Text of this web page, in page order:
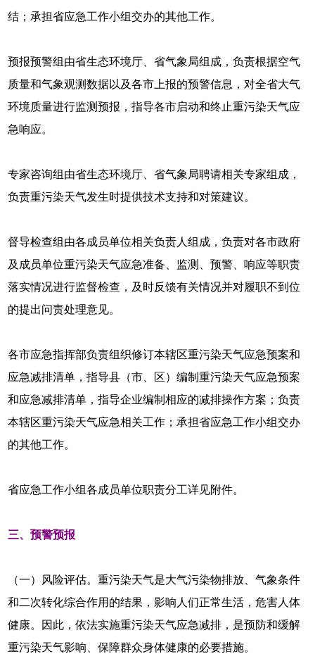
结；承担省应急工作小组交办的其他工作。
预报预警组由省生态环境厅、省气象局组成，负责根据空气
质量和气象观测数据以及各市上报的预警信息，对全省大气
环境质量进行监测预报，指导各市启动和终止重污染天气应
急响应。
专家咨询组由省生态环境厅、省气象局聘请相关专家组成，
负责重污染天气发生时提供技术支持和对策建议。
督导检查组由各成员单位相关负责人组成，负责对各市政府
及成员单位重污染天气应急准备、监测、预警、响应等职责
落实情况进行监督检查，及时反馈有关情况并对履职不到位
的提出问责处理意见。
各市应急指挥部负责组织修订本辖区重污染天气应急预案和
应急减排清单，指导县（市、区）编制重污染天气应急预案
和应急减排清单，指导企业编制相应的减排操作方案；负责
本辖区重污染天气应急相关工作；承担省应急工作小组交办
的其他工作。
省应急工作小组各成员单位职责分工详见附件。
三、预警预报
（一）风险评估。重污染天气是大气污染物排放、气象条件
和二次转化综合作用的结果，影响人们正常生活，危害人体
健康。因此，依法实施重污染天气应急减排，是预防和缓解
重污染天气影响、保障群众身体健康的必要措施。